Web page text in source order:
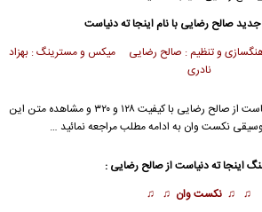
جدیدصالح رضایی با نام اینجا ته دنیاست
و تنظیم : صالح رضایی میکس و مسترینگ : بهزاد
نادری
از صالح رضایی
با کیفیت ۱۲۸ و ۳۲۰ و مشاهده متن این
نکست وان به ادامه مطلب مراجعه نمائید …
اینجا ته دنیاست ازصالح رضایی :
♫ ♫ نکست وان ♫ ♫